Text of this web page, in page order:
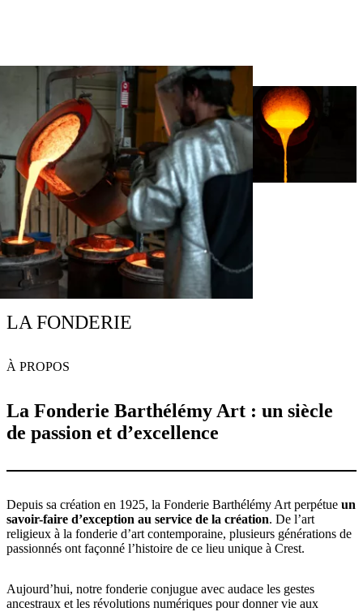
LA FONDERIE
À PROPOS
La Fonderie Barthélémy Art : un siècle
de passion et d’excellence
Depuis sa création en 1925, la Fonderie Barthélémy Art perpétue un
savoir-faire d’exception au service de la création. De l’art
religieux à la fonderie d’art contemporaine, plusieurs générations de
passionnés ont façonné l’histoire de ce lieu unique à Crest.
Aujourd’hui, notre fonderie conjugue avec audace les gestes
ancestraux et les révolutions numériques pour donner vie aux